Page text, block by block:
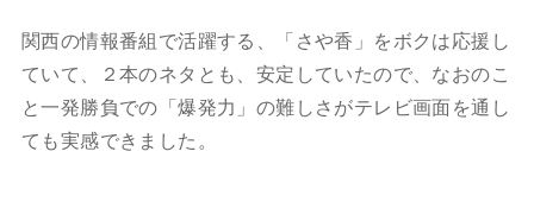
関西の情報番組で活躍する、「さや香」をボクは応援し
ていて、２本のネタとも、安定していたので、なおのこ
と一発勝負での「爆発力」の難しさがテレビ画面を通し
ても実感できました。